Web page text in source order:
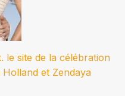
le site de la célébration
et Zendaya